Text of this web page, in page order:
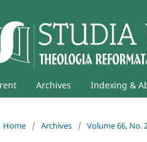
Archives Indexing &
Home / Archives / Volume 66, No.